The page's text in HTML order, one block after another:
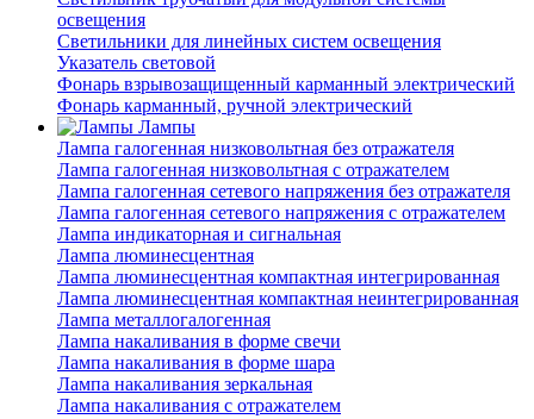
освещения
Светильники для линейных систем освещения
Указатель световой
Фонарь взрывозащищенный карманный электрический
Фонарь карманный, ручной электрический
Лампы
Лампа галогенная низковольтная без отражателя
Лампа галогенная низковольтная с отражателем
Лампа галогенная сетевого напряжения без отражателя
Лампа галогенная сетевого напряжения с отражателем
Лампа индикаторная и сигнальная
Лампа люминесцентная
Лампа люминесцентная компактная интегрированная
Лампа люминесцентная компактная неинтегрированная
Лампа металлогалогенная
Лампа накаливания в форме свечи
Лампа накаливания в форме шара
Лампа накаливания зеркальная
Лампа накаливания с отражателем